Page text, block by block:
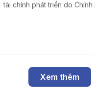
tài chính phát triển do
Xem thêm